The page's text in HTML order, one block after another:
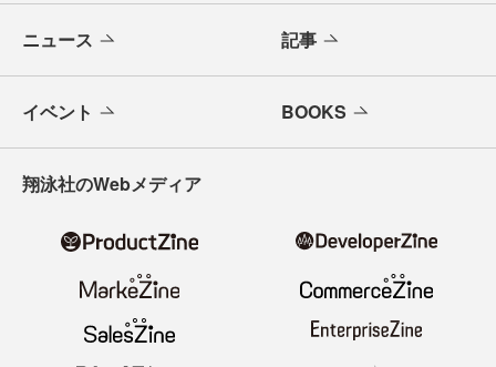
ニュース 記事
イベント BOOKS
翔泳社のWebメディア